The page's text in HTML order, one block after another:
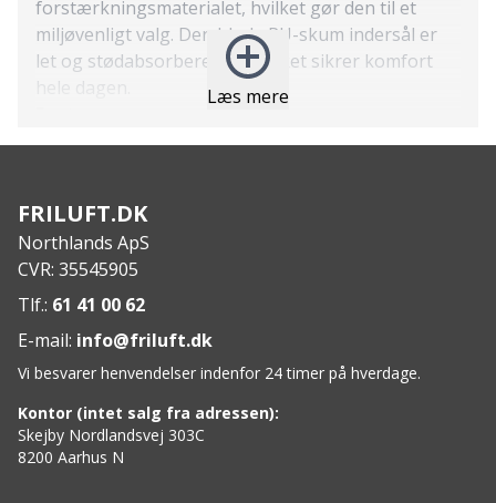
Læs mere
forstærkningsmaterialet, hvilket gør den til et
miljøvenligt valg. Den bløde PU-skum indersål er
let og stødabsorberende, hvilket sikrer komfort
hele dagen.
Genanvendt nylon
Refleksdetaljer
Detaljer i fiskeskind
Kork indlægssål med Airflow system
Specs:
Indersål: Blød PU-skum
Ydersål: EVA med Natural Soft teknologi
FRILUFT.DK
Northlands ApS
CVR: 35545905
Tlf.: 61 41 00 62
E-mail: info@friluft.dk
Vi besvarer henvendelser indenfor 24 timer på hverdage.
Kontor (intet salg fra adressen):
Skejby Nordlandsvej 303C
8200 Aarhus N